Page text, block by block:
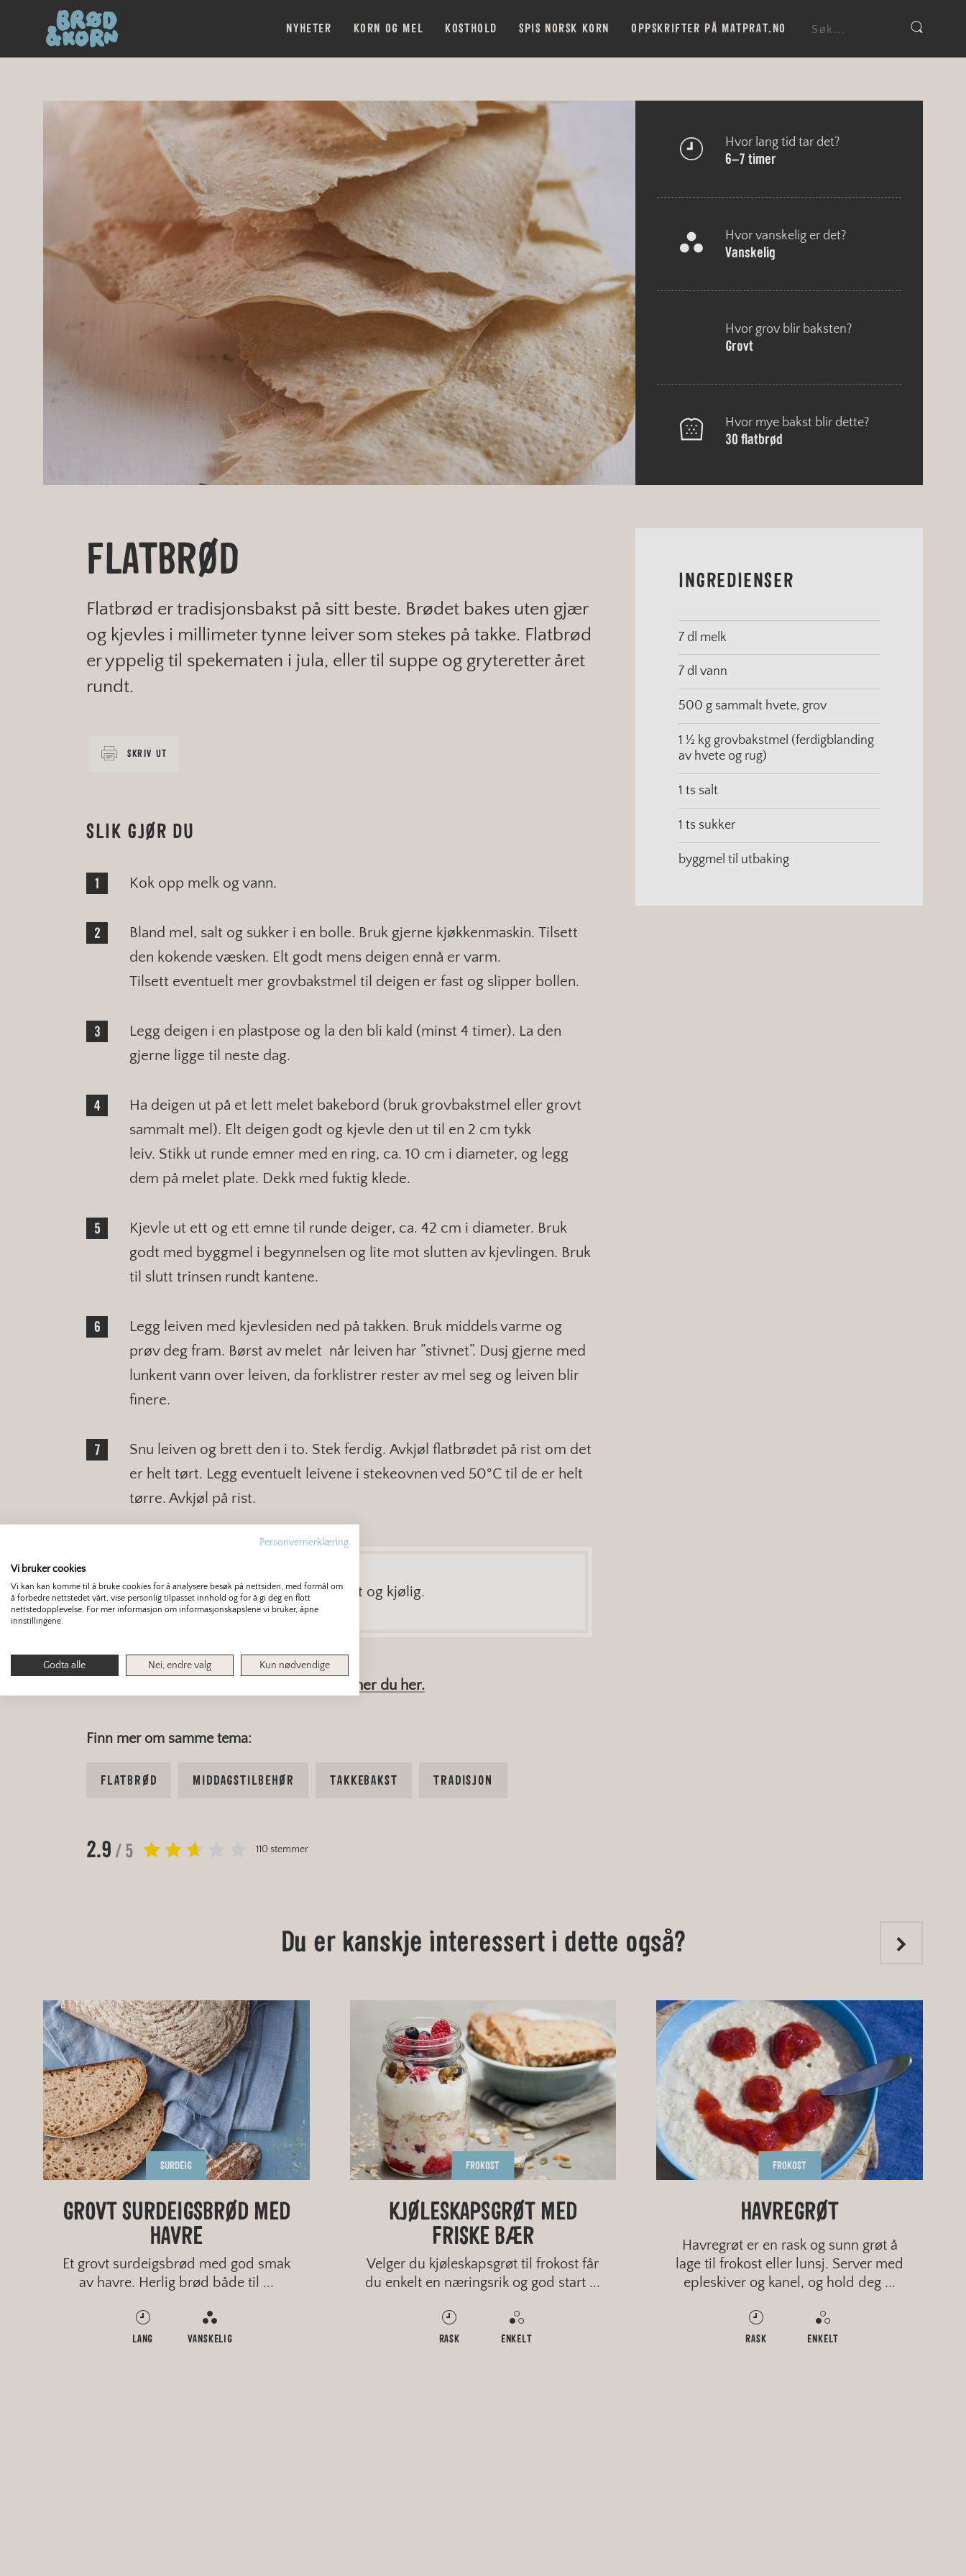
NYHETER KORN OG MEL KOSTHOLD SPIS NORSK KORN OPPSKRIFTER PÅ MATPRAT.NO
Hvor lang tid tar det?
6–7 timer
Hvor vanskelig er det?
vanskelig
Hvor grov blir baksten?
Grovt
Hvor mye bakst blir dette?
30 flatbrød
FLATBRØD
Flatbrød er tradisjonsbakst på sitt beste. Brødet bakes uten gjær
og kjevles i millimeter tynne leiver som stekes på takke. Flatbrød
er yppelig til spekematen i jula, eller til suppe og gryteretter året
rundt.
SKRIV UT
SLIK GJØR DU
Kok opp melk og vann.
Bland mel, salt og sukker i en bolle. Bruk gjerne kjøkkenmaskin. Tilsett
den kokende væsken. Elt godt mens deigen ennå er varm.
Tilsett eventuelt mer grovbakstmel til deigen er fast og slipper bollen.
Legg deigen i en plastpose og la den bli kald (minst 4 timer). La den
gjerne ligge til neste dag.
Ha deigen ut på et lett melet bakebord (bruk grovbakstmel eller grovt
sammalt mel). Elt deigen godt og kjevle den ut til en 2 cm tykk
leiv. Stikk ut runde emner med en ring, ca. 10 cm i diameter, og legg
dem på melet plate. Dekk med fuktig klede.
Kjevle ut ett og ett emne til runde deiger, ca. 42 cm i diameter. Bruk
godt med byggmel i begynnelsen og lite mot slutten av kjevlingen. Bruk
til slutt trinsen rundt kantene.
Legg leiven med kjevlesiden ned på takken. Bruk middels varme og
prøv deg fram. Børst av melet når leiven har ”stivnet”. Dusj gjerne med
lunkent vann over leiven, da forklistrer rester av mel seg og leiven blir
finere.
Snu leiven og brett den i to. Stek ferdig. Avkjøl flatbrødet på rist om det
er helt tørt. Legg eventuelt leivene i stekeovnen ved 50°C til de er helt
tørre. Avkjøl på rist.
Oppbevares tørt og kjølig.
Alle våre oppskrifter på flatbrød finner du her.
Finn mer om samme tema:
FLATBRØD MIDDAGSTILBEHØR TAKKEBAKST TRADISJON
2.9 / 5 110 stemmer
INGREDIENSER
7 dl melk
7 dl vann
500 g sammalt hvete, grov
1 ½ kg grovbakstmel (ferdigblanding
av hvete og rug)
1 ts salt
1 ts sukker
byggmel til utbaking
Du er kanskje interessert i dette også?
SURDEIG
GROVT SURDEIGSBRØD MED
HAVRE
Et grovt surdeigsbrød med god smak
av havre. Herlig brød både til ...
LANG VANSKELIG
FROKOST
KJØLESKAPSGRØT MED
FRISKE BÆR
Velger du kjøleskapsgrøt til frokost får
du enkelt en næringsrik og god start ...
RASK ENKELT
FROKOST
HAVREGRØT
Havregrøt er en rask og sunn grøt å
lage til frokost eller lunsj. Server med
epleskiver og kanel, og hold deg ...
RASK ENKELT
HAVREGRØT MED KRUSKAKLI
RASK ENKELT
GROVE PIZZASNURRER I
FORM
GLUTENFRIE KRUMKAKER
MIDDELS MIDDELS
OSELIAS HONNINGKAKE
RASK ENKELT
TRADISJONELL BLØTKAKE
MIDDELS MIDDELS
LAPPER
RASK ENKELT
PAIDEIG
ENKELT
GLUTENFRIE LUSSEKATTER
MIDDELS MIDDELS
SMÖRGÅSTÅRTA I SMÅ
PORSJONSSTYKKER
MIDDELS VANSKELIG
Personvernerklæring
Vi bruker cookies
Vi kan kan komme til å bruke cookies for å analysere besøk på nettsiden, med formål om
å forbedre nettstedet vårt, vise personlig tilpasset innhold og for å gi deg en flott
nettstedopplevelse. For mer informasjon om informasjonskapslene vi bruker, åpne
innstillingene.
Godta alle Nei, endre valg Kun nødvendige